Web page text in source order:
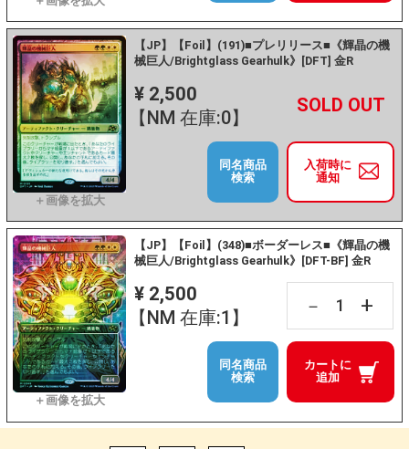
【JP】【Foil】(191)■プレリリース■《輝晶の機
械巨人/Brightglass Gearhulk》[DFT] 金R
¥ 2,500
【NM 在庫:0】
－ +
入荷時に
通知
同名商品
検索
【JP】【Foil】(348)■ボーダーレス■《輝晶の機
械巨人/Brightglass Gearhulk》[DFT-BF] 金R
¥ 2,500
【NM 在庫:1】
－ +
カートに
追加
同名商品
検索